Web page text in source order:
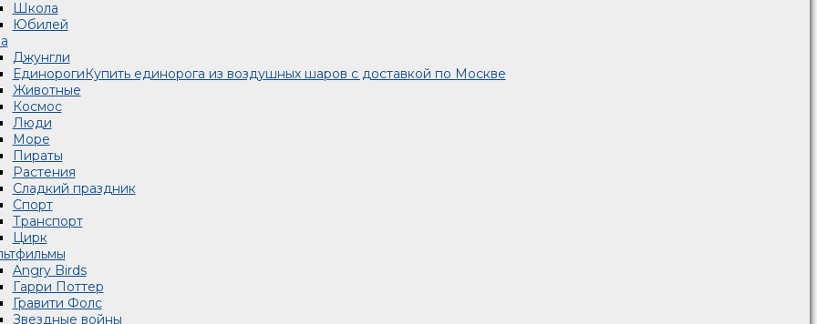
Школа
Юбилей
Джунгли
ЕдинорогиКупить единорога из воздушных шаров с доставкой по Москве
Животные
Космос
Люди
Море
Пираты
Растения
Сладкий праздник
Спорт
Транспорт
Цирк
Angry Birds
Гарри Поттер
Гравити Фолс
Звездные войны